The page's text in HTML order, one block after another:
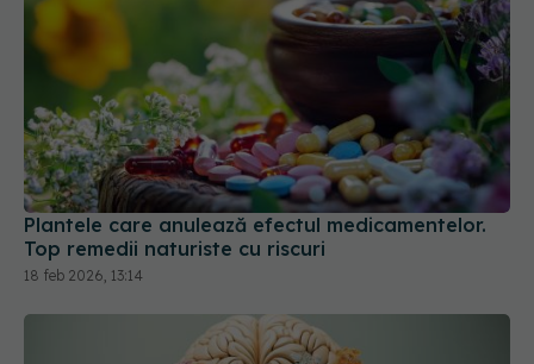
Plantele care anulează efectul medicamentelor.
Top remedii naturiste cu riscuri
18 feb 2026, 13:14